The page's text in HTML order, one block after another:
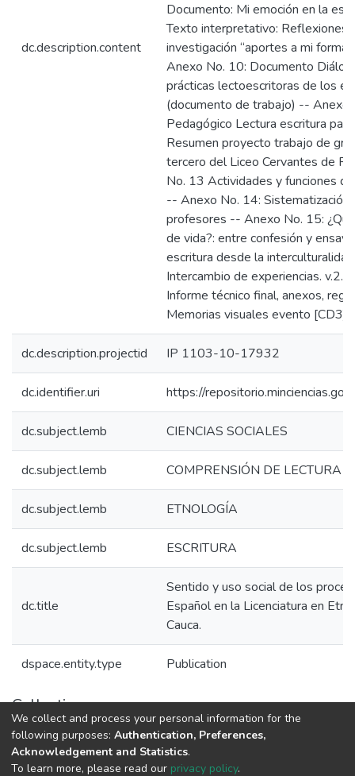
dc.description.content
Documento: Mi emoción en la
Texto interpretativo: Reflexiones,
investigación “aportes a mi
Anexo No. 10: Documento
prácticas lectoescritoras de los
(documento de trabajo) --
Pedagógico Lectura escritura
Resumen proyecto trabajo de
tercero del Liceo Cervantes de
No. 13 Actividades y funciones
-- Anexo No. 14:
profesores -- Anexo No. 15:
de vida?: entre confesión y
escritura desde la
Intercambio de experiencias. v.2.
Informe técnico final, anexos,
Memorias visuales evento [CD3].
dc.description.projectid IP 1103-10-17932
dc.identifier.uri https://
dc.subject.lemb CIENCIAS SOCIALES
dc.subject.lemb COMPRENSIÓN DE LECTURA
dc.subject.lemb ETNOLOGÍA
dc.subject.lemb ESCRITURA
dc.title
Sentido y uso social de los
Español en la Licenciatura en
Cauca.
dspace.entity.type Publication
Collections
1.1.2. Informes Finales
We collect and process your personal information for the
following purposes: Authentication, Preferences,
Acknowledgement and Statistics.
To learn more, please read our privacy policy.